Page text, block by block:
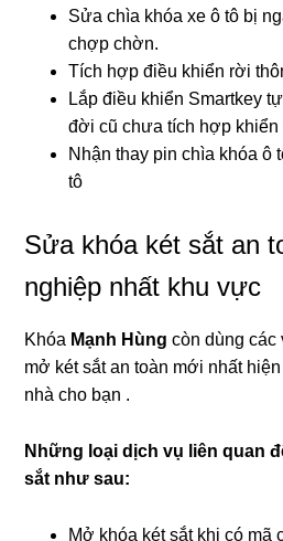
Sửa chìa khóa xe ô tô bị
chợp chờn.
Tích hợp điều khiển rời
Lắp điều khiển Smartkey
đời cũ chưa tích hợp khiển
Nhận thay pin chìa khóa ô
tô
Sửa khóa két sắt an
nghiệp nhất khu vực
Khóa Mạnh Hùng còn dùng các
mở két sắt an toàn mới nhất
nhà cho bạn .
Những loại dịch vụ liên quan
sắt như sau:
Mở khóa két sắt khi có mã